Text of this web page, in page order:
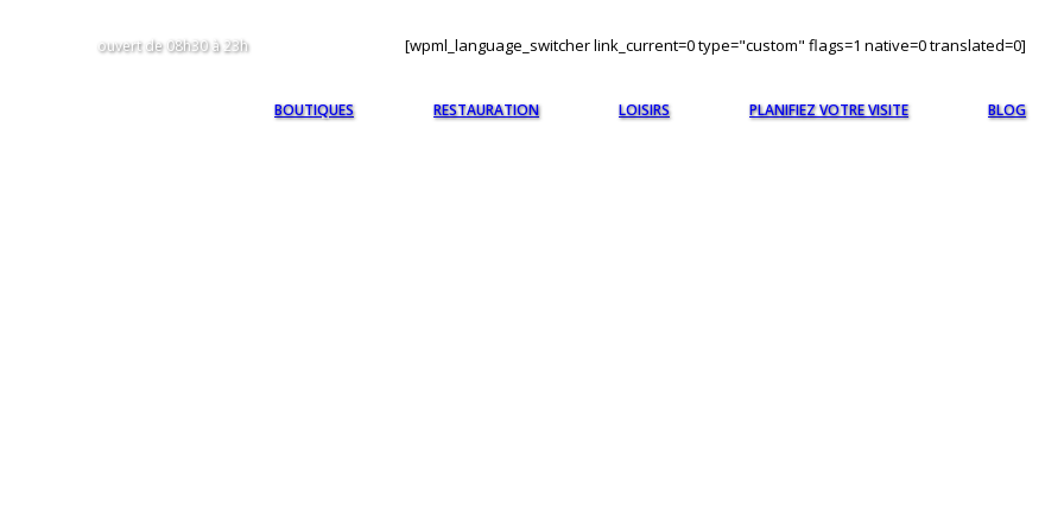
ouvert de 08h30 à 23h [wpml_language_switcher link_current=0 type="custom" flags=1 native=0 translated=0]
BOUTIQUES RESTAURATION LOISIRS PLANIFIEZ VOTRE VISITE BLOG